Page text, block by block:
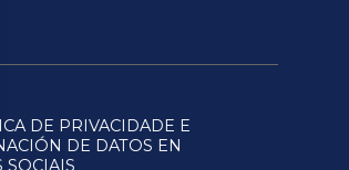
DE PRIVACIDADE E
DE DATOS EN
SOCIAIS